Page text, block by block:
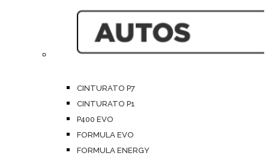
CINTURATO P7
CINTURATO P1
P400 EVO
FORMULA EVO
FORMULA ENERGY